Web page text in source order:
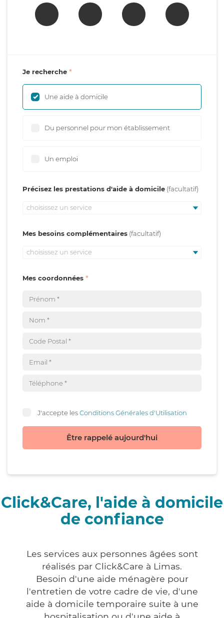
Je recherche
Une aide à domicile
Du personnel pour mon établissement
Un emploi
Précisez les prestations d'aide à domicile
choisissez un service
Mes besoins complémentaires
choisissez un service
Mes coordonnées
J'accepte lesConditions Générales d'Utilisation
Être rappelé aujourd'hui
Click&Care, l'aide à domicile
de confiance
Les services aux personnes âgées sont
réalisés par Click&Care à Limas.
Besoin d'une aide ménagère pour
l'entretien de votre cadre de vie, d'une
aide à domicile temporaire suite à une